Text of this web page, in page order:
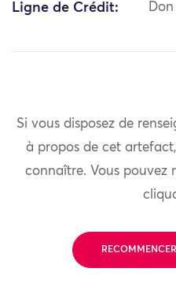
Ligne de Crédit:
Si vous disposez de
à propos de cet
connaître. Vous pouvez